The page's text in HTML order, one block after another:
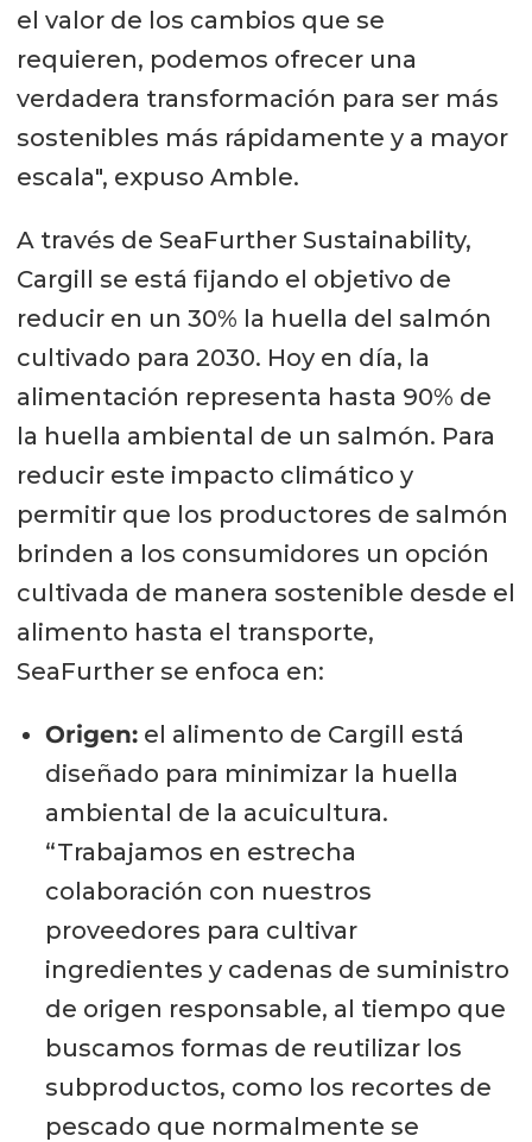
el valor de los cambios que se
requieren, podemos ofrecer una
verdadera transformación para ser más
sostenibles más rápidamente y a mayor
escala", expuso Amble.
A través de SeaFurther Sustainability,
Cargill se está fijando el objetivo de
reducir en un 30% la huella del salmón
cultivado para 2030. Hoy en día, la
alimentación representa hasta 90% de
la huella ambiental de un salmón. Para
reducir este impacto climático y
permitir que los productores de salmón
brinden a los consumidores un opción
cultivada de manera sostenible desde el
alimento hasta el transporte,
SeaFurther se enfoca en:
Origen:el alimento de Cargill está
diseñado para minimizar la huella
ambiental de la acuicultura.
“Trabajamos en estrecha
colaboración con nuestros
proveedores para cultivar
ingredientes y cadenas de suministro
de origen responsable, al tiempo que
buscamos formas de reutilizar los
subproductos, como los recortes de
pescado que normalmente se